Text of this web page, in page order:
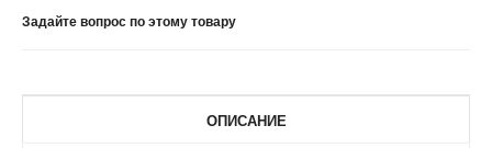
Задайте вопрос по этому товару
ОПИСАНИЕ